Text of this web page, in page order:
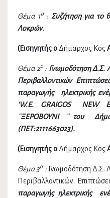
Θέμα 1ο: Συζήτηση για
Λοκρών.
(Εισηγητής ο Δήμαρχος Κος
Θέμα 2ο: Γνωμοδότηση Δ.Σ.
Περιβαλλοντικών
παραγωγής ηλεκτρικής
‘W.E. GRAIGOS NEW
¨ΞΕΡΟΒΟΥΝΙ ¨ του
(ΠΕΤ:2111663023).
(Εισηγητής ο Δήμαρχος Κος
Θέμα 3ο :Γνωμοδότηση Δ.Σ.
Περιβαλλοντικών
παραγωγής ηλεκτρικής